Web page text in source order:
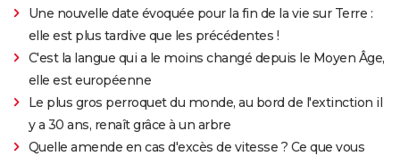
Une nouvelle date évoquée pour la fin de la vie sur Terre :
elle est plus tardive que les précédentes !
C'est la langue qui a le moins changé depuis le Moyen Âge,
elle est européenne
Le plus gros perroquet du monde, au bord de l'extinction il
y a 30 ans, renaît grâce à un arbre
Quelle amende en cas d'excès de vitesse ? Ce que vous